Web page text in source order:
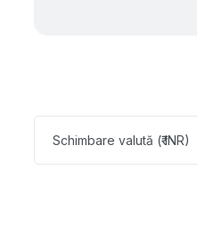
Schimbare valută (₹ INR)